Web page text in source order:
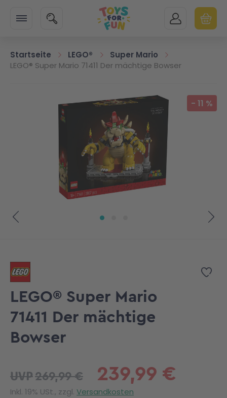
SUCHE MEIN KONTO
Startseite LEGO®
Super Mario
LEGO® Super Mario 71411 Der mächtige Bowser
Zum Ende der Bildgalerie springen - 11 %
Zur
LEGO® Super Mario
71411 Der mächtige
Bowser
239,99 €
UVP269,99 €
Inkl. 19% USt., zzgl. Versandkosten